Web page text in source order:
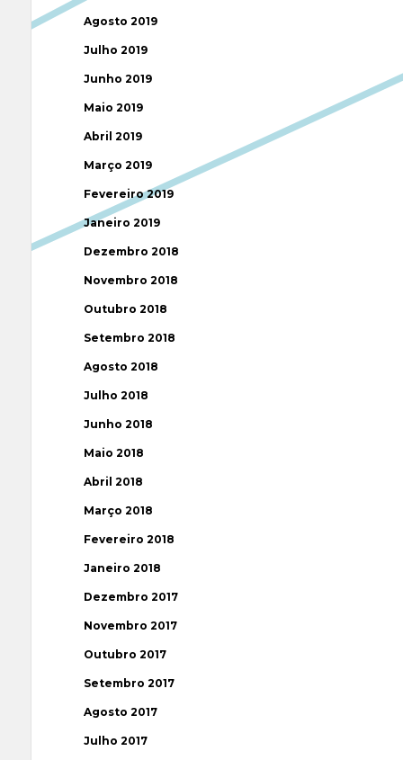
Agosto 2019
Julho 2019
Junho 2019
Maio 2019
Abril 2019
Março 2019
Fevereiro 2019
Janeiro 2019
Dezembro 2018
Novembro 2018
Outubro 2018
Setembro 2018
Agosto 2018
Julho 2018
Junho 2018
Maio 2018
Abril 2018
Março 2018
Fevereiro 2018
Janeiro 2018
Dezembro 2017
Novembro 2017
Outubro 2017
Setembro 2017
Agosto 2017
Julho 2017